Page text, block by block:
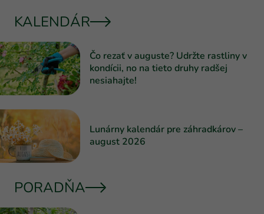
KALENDÁR
Čo rezať v auguste? Udržte rastliny v
kondícii, no na tieto druhy radšej
nesiahajte!
Lunárny kalendár pre záhradkárov –
august 2026
PORADŇA